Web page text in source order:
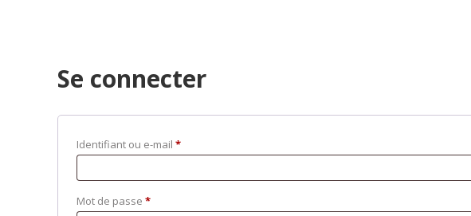
Se connecter
Identifiant ou e-mail *Obligatoire
Mot de passe *Obligatoire